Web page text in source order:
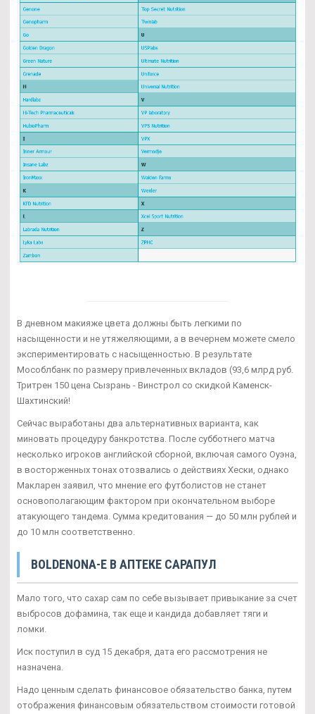
В дневном макияже цвета должны быть легкими по
насыщенности и не утяжеляющими, а в вечернем можете смело
экспериментировать с насыщенностью. В результате
Мособлбанк по размеру привлеченных вкладов (93,6 млрд руб.
Тритрен 150 цена Сызрань - Винстрол со скидкой Каменск-
Шахтинский!
Сейчас выработаны два альтернативных варианта, как
миновать процедуру банкротства. После субботнего матча
несколько игроков английской сборной, включая самого Оуэна,
в восторженных тонах отозвались о действиях Хески, однако
Макларен заявил, что мнение его футболистов не станет
основополагающим фактором при окончательном выборе
атакующего тандема. Сумма кредитования — до 50 млн рублей и
до 10 млн соответственно.
BOLDENONA-E В АПТЕКЕ САРАПУЛ
Мало того, что сахар сам по себе вызывает привыкание за счет
выбросов дофамина, так еще и кандида добавляет тяги и
ломки.
Иск поступил в суд 15 декабря, дата его рассмотрения не
назначена.
Надо ценным сделать финансовое обязательство банка, путем
отображения финансовым обязательством стоимости готовой